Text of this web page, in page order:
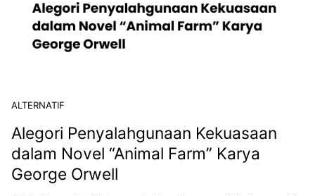
ALTERNATIF
Alegori Penyalahgunaan Kekuasaan
dalam Novel “Animal Farm” Karya
George Orwell